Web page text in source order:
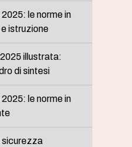
le norme in
istruzione
illustrata:
di sintesi
le norme in
sicurezza